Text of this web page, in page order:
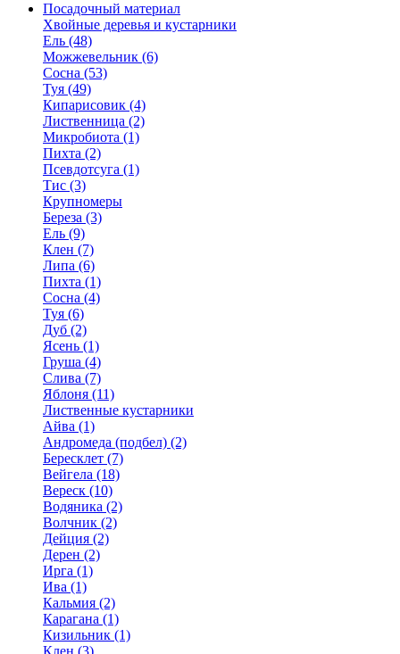
Посадочный материал
Хвойные деревья и кустарники
Ель (48)
Можжевельник (6)
Сосна (53)
Туя (49)
Кипарисовик (4)
Лиственница (2)
Микробиота (1)
Пихта (2)
Псевдотсуга (1)
Тис (3)
Крупномеры
Береза (3)
Ель (9)
Клен (7)
Липа (6)
Пихта (1)
Сосна (4)
Туя (6)
Дуб (2)
Ясень (1)
Груша (4)
Слива (7)
Яблоня (11)
Лиственные кустарники
Айва (1)
Андромеда (подбел) (2)
Бересклет (7)
Вейгела (18)
Вереск (10)
Водяника (2)
Волчник (2)
Дейция (2)
Дерен (2)
Ирга (1)
Ива (1)
Кальмия (2)
Карагана (1)
Кизильник (1)
Клен (3)